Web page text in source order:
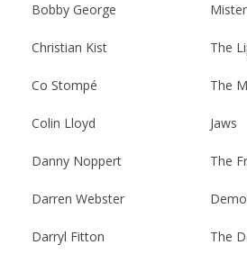
Bobby George
Christian Kist The
Co Stompé The
Colin Lloyd Jaws
Danny Noppert The
Darren Webster
Darryl Fitton The